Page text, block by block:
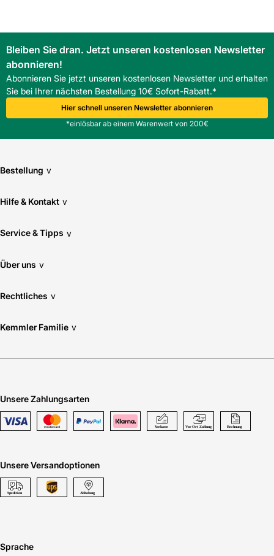
Das pflegeleichte Kunststoff-Innenfutter lässt sich mit
milden Reinigungsmitteln und einem weichen Tuch säubern.
Eignet sich das Innenfutter für Feuchträume?
Das feuchtigkeitsresistente Innenfutter ist für Dachräume
geeignet. Bei dauerhaft hoher Feuchte sollten
Welche Befestigungsarten werden empfohlen?
Handelsübliche Befestiger entsprechend der
Bleiben Sie dran. Jetzt unseren kostenlosen Newsletter
abonnieren!
Abonnieren Sie jetzt unseren kostenlosen Newsletter und erhalten
Sie bei Ihrer nächsten Bestellung 10€ Sofort-Rabatt.*
Hier schnell unseren Newsletter abonnieren
*einlösbar ab einem Warenwert von 200€
Bestellung v
Hilfe & Kontakt v
Service & Tipps v
Über uns v
Rechtliches v
Kemmler Familie v
Unsere Zahlungsarten
Unsere Versandoptionen
Sprache